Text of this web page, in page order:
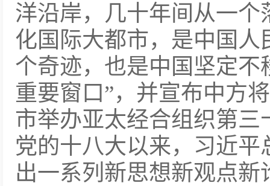
洋沿岸，几十年间从一
化国际大都市，是中国
个奇迹，也是中国坚定
重要窗口”，并宣布中方
市举办亚太经合组织第
党的十八大以来，习近
出一系列新思想新观点